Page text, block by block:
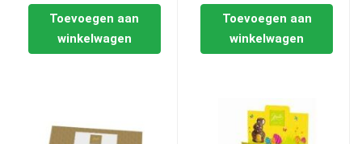
Toevoegen aan
winkelwagen
Toevoegen aan
winkelwagen